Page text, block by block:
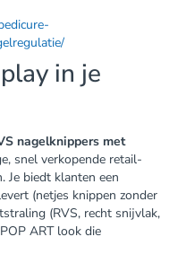
in je
nagelknippers met
snel verkopende retail-
Je biedt klanten een
(netjes knippen zonder
(RVS, recht snijvlak,
ART look die